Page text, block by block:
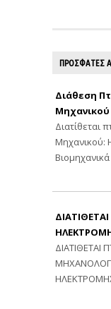
ΠΡΟΣΦΑΤΕΣ
Διάθεση
Διατίθεται
Μηχανικού:
ΔΙΑΤΙΘΕΤΑΙ